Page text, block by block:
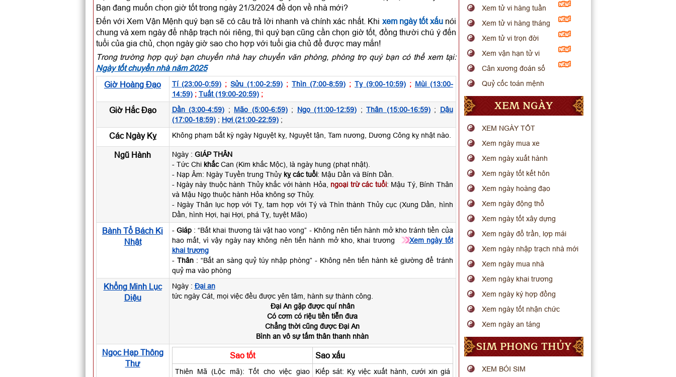
Bạn đang muốn chọn giờ tốt trong ngày 21/3/2024 đề dọn về nhà mới?
Đến với Xem Vận Mệnh quý bạn sẽ có câu trả lời nhanh và chính xác nhất. Khi xem ngày tốt xấu nói
chung và xem ngày để nhập trạch nói riêng, thì quý bạn cũng cần chọn giờ tốt, đồng thười chú ý đến
tuổi của gia chủ, chọn ngày giờ sao cho hợp với tuổi gia chủ để được may mắn!
Trong trường hợp quý bạn chuyển nhà hay chuyển văn phòng, phòng trọ quý bạn có thể xem tại:
Ngày tốt chuyển nhà năm 2025
Giờ Hoàng Đạo
Tí (23:00-0:59) ;Sửu (1:00-2:59) ;Thìn (7:00-8:59) ; Tỵ (9:00-10:59); Mùi (13:00-
14:59); Tuất (19:00-20:59);
Giờ Hắc Đạo Dần (3:00-4:59) ; Mão (5:00-6:59); Ngọ (11:00-12:59) ; Thân (15:00-16:59); Dậu
(17:00-18:59); Hợi (21:00-22:59);
Các Ngày Kỵ Không phạm bất kỳ ngày Nguyệt kỵ, Nguyệt tận, Tam nương, Dương Công kỵ nhật nào.
Ngũ Hành Ngày : GIÁP THÂN
- Tức Chi khắcCan (Kim khắc Mộc), là ngày hung (phạt nhật).
- Nạp Âm: Ngày Tuyền trung Thủy kỵ các tuổi: Mậu Dần và Bính Dần.
- Ngày này thuộc hành Thủy khắc với hành Hỏa, ngoại trừ các tuổi: Mậu Tý, Bính Thân
và Mậu Ngọ thuộc hành Hỏa không sợ Thủy.
- Ngày Thân lục hợp với Tỵ, tam hợp với Tý và Thìn thành Thủy cục (Xung Dần, hình
Dần, hình Hợi, hại Hợi, phá Tỵ, tuyệt Mão)
Bành Tổ Bách Kị
Nhật
- Giáp: “Bất khai thương tài vật hao vong” - Không nên tiến hành mở kho tránh tiền của
hao mất, vì vậy ngày nay không nên tiến hành mở kho, khai trương
Xem ngày tốt
khai trương
- Thân: “Bất an sàng quỷ túy nhập phòng” - Không nên tiến hành kê giường để tránh
quỷ ma vào phòng
Khổng Minh Lục
Diệu
Ngày : Đại an
tức ngày Cát, mọi việc đều được yên tâm, hành sự thành công.
Đại An gặp được quí nhân
Có cơm có riệu tiền tiễn đưa
Chẳng thời cũng được Đại An
Bình an vô sự tấm thân thanh nhàn
Ngọc Hạp Thông
Thư
Sao tốt Sao xấu
Thiên Mã (Lộc mã): Tốt cho việc giao
Kiếp sát: Kỵ việc xuất hành, cưới xin giá
Xem tử vi hàng tuần
Xem tử vi hàng tháng
Xem tử vi trọn đời
Xem vận hạn tử vi
Cân xương đoán số
Quỷ cốc toán mệnh
XEM NGÀY
XEM NGÀY TỐT
Xem ngày mua xe
Xem ngày xuất hành
Xem ngày tốt kết hôn
Xem ngày hoàng đạo
Xem ngày động thổ
Xem ngày tốt xây dựng
Xem ngày đổ trần, lợp mái
Xem ngày nhập trạch nhà mới
Xem ngày mua nhà
Xem ngày khai trương
Xem ngày ký hợp đồng
Xem ngày tốt nhận chức
Xem ngày an táng
SIM PHONG THỦY
XEM BÓI SIM